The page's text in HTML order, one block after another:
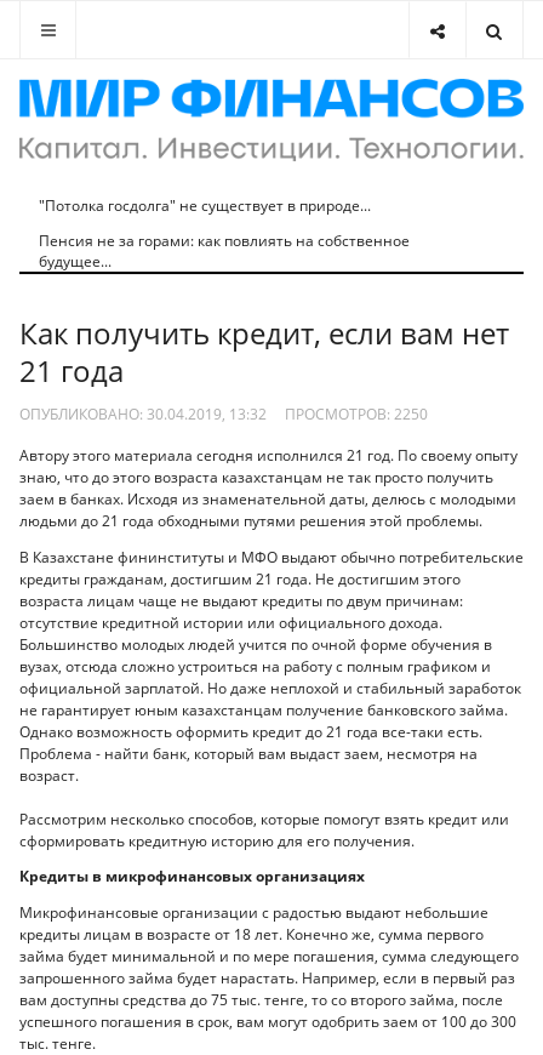
"Потолка госдолга" не существует в природе...
Пенсия не за горами: как повлиять на собственное
будущее...
Как получить кредит, если вам нет
21 года
ОПУБЛИКОВАНО: 30.04.2019, 13:32 ПРОСМОТРОВ: 2250
Автору этого материала сегодня исполнился 21 год. По своему опыту
знаю, что до этого возраста казахстанцам не так просто получить
заем в банках. Исходя из знаменательной даты, делюсь с молодыми
людьми до 21 года обходными путями решения этой проблемы.
В Казахстане фининституты и МФО выдают обычно потребительские
кредиты гражданам, достигшим 21 года. Не достигшим этого
возраста лицам чаще не выдают кредиты по двум причинам:
отсутствие кредитной истории или официального дохода.
Большинство молодых людей учится по очной форме обучения в
вузах, отсюда сложно устроиться на работу с полным графиком и
официальной зарплатой. Но даже неплохой и стабильный заработок
не гарантирует юным казахстанцам получение банковского займа.
Однако возможность оформить кредит до 21 года все-таки есть.
Проблема - найти банк, который вам выдаст заем, несмотря на
возраст.
Рассмотрим несколько способов, которые помогут взять кредит или
сформировать кредитную историю для его получения.
Кредиты в микрофинансовых организациях
Микрофинансовые организации с радостью выдают небольшие
кредиты лицам в возрасте от 18 лет. Конечно же, сумма первого
займа будет минимальной и по мере погашения, сумма следующего
запрошенного займа будет нарастать. Например, если в первый раз
вам доступны средства до 75 тыс. тенге, то со второго займа, после
успешного погашения в срок, вам могут одобрить заем от 100 до 300
тыс. тенге.